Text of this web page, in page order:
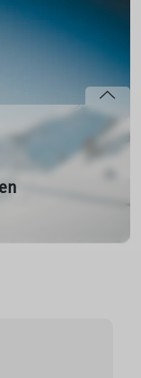
beim
Aktion des
kannst du
Preis
sichere Touren
gibt Tipps für